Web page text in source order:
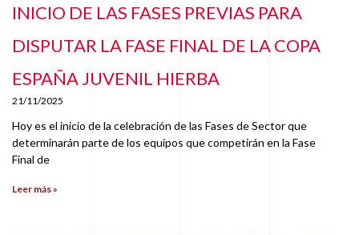
INICIO DE LAS FASES PREVIAS PARA
DISPUTAR LA FASE FINAL DE LA COPA
ESPAÑA JUVENIL HIERBA
21/11/2025
Hoy es el inicio de la celebración de las Fases de Sector que
determinarán parte de los equipos que competirán en la Fase
Final de
Leer más »